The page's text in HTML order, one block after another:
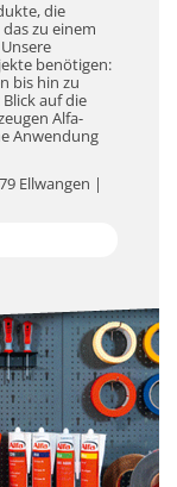
die
zu einem
benötigen:
bis hin zu
auf die
Alfa-
Anwendung
Ellwangen |